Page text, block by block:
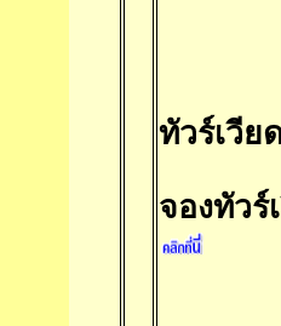
ทัวร์เวี
จองทัว